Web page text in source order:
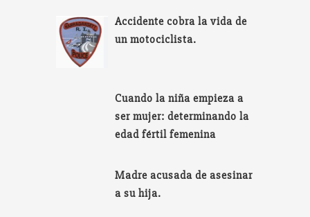
Accidente cobra la vida de
un motociclista.
Cuando la niña empieza a
ser mujer: determinando la
edad fértil femenina
Madre acusada de asesinar
a su hija.